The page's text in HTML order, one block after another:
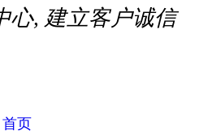
心, 建立客户诚信
首页